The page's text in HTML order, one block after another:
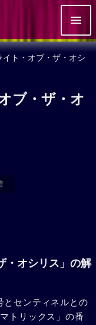
ト・オブ・ザ・オシ
ブ・ザ・オ
・オシリス」の解
とセンティネルとの
トリックス」の番